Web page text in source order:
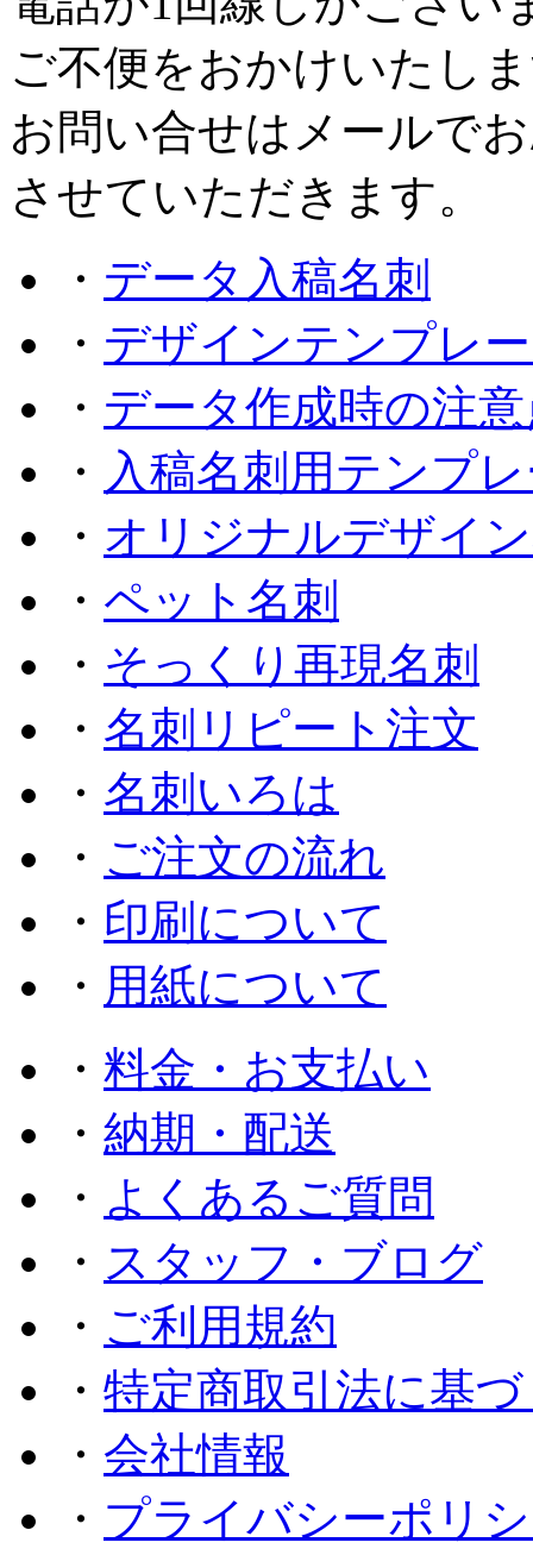
ご不便をおかけいたし
お問い合せはメールで
させていただきます。
・ データ入稿名刺
・ デザインテンプレ
・ データ作成時の注
・ 入稿名刺用テンプ
・ オリジナルデザイ
・ ペット名刺
・ そっくり再現名刺
・ 名刺リピート注文
・ 名刺いろは
・ ご注文の流れ
・ 印刷について
・ 用紙について
・ 料金・お支払い
・ 納期・配送
・ よくあるご質問
・ スタッフ・ブログ
・ ご利用規約
・ 特定商取引法に基
・ 会社情報
・ プライバシーポリ